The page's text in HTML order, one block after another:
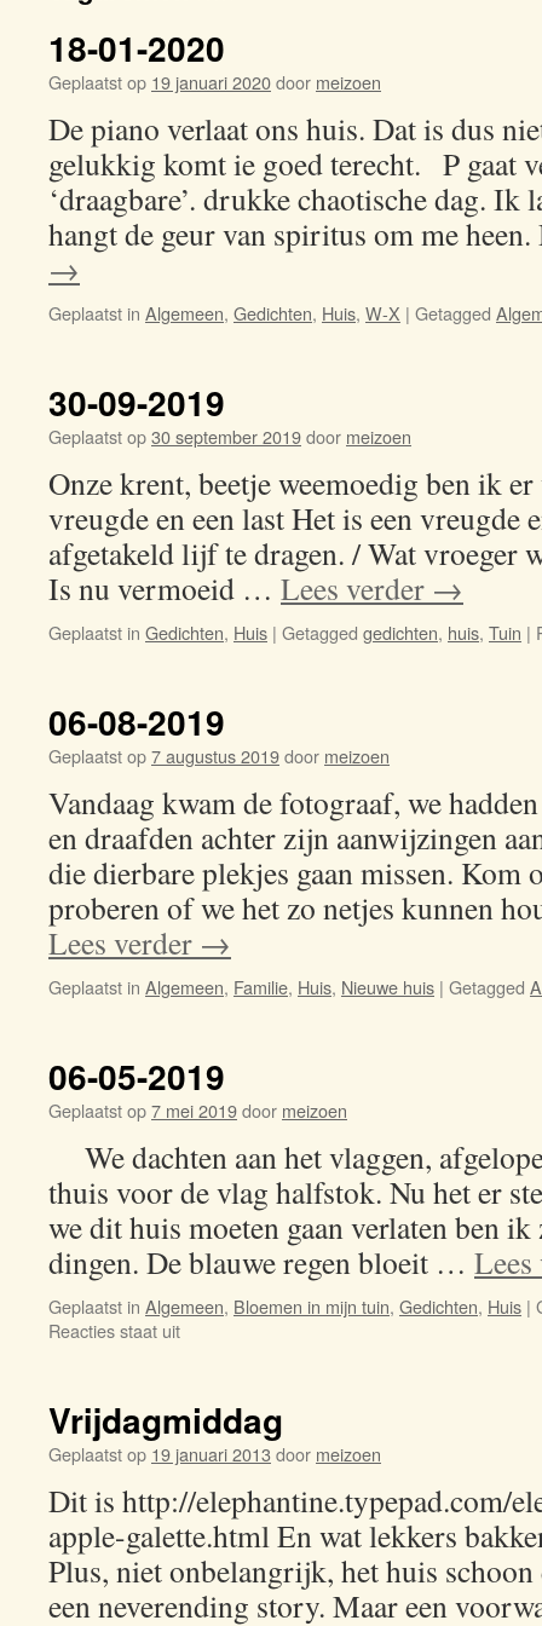
18-01-2020
Geplaatst op 19 januari 2020door meizoen
De piano verlaat ons huis. Dat is dus
gelukkig komt ie goed terecht. P gaat
‘draagbare’. drukke chaotische dag. Ik
hangt de geur van spiritus om me
→
Geplaatst in Algemeen, Gedichten, Huis, W-X | Getagged
30-09-2019
Geplaatst op30 september 2019door meizoen
Onze krent, beetje weemoedig ben ik
vreugde en een last Het is een vreugde
afgetakeld lijf te dragen. / Wat vroeger
Is nu vermoeid … Lees verder →
Geplaatst in Gedichten, Huis | Getagged gedichten, huis, Tuin |
06-08-2019
Geplaatst op7 augustus 2019door meizoen
Vandaag kwam de fotograaf, we
en draafden achter zijn aanwijzingen
die dierbare plekjes gaan missen. Kom
proberen of we het zo netjes kunnen
Lees verder →
Geplaatst in Algemeen, Familie, Huis, Nieuwe huis | Getagged
06-05-2019
Geplaatst op7 mei 2019door meizoen
We dachten aan het vlaggen,
thuis voor de vlag halfstok. Nu het er
we dit huis moeten gaan verlaten ben
dingen. De blauwe regen bloeit …
Geplaatst in Algemeen, Bloemen in mijn tuin, Gedichten, Huis |
Reacties staat uit
2019
Vrijdagmiddag
Geplaatst op 19 januari 2013door meizoen
Dit is http://elephantine.typepad.com/
apple-galette.html En wat lekkers
Plus, niet onbelangrijk, het huis
een neverending story. Maar een